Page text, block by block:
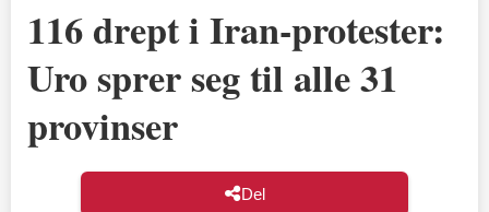
116 drept i Iran-protester:
Uro sprer seg til alle 31
provinser
Del